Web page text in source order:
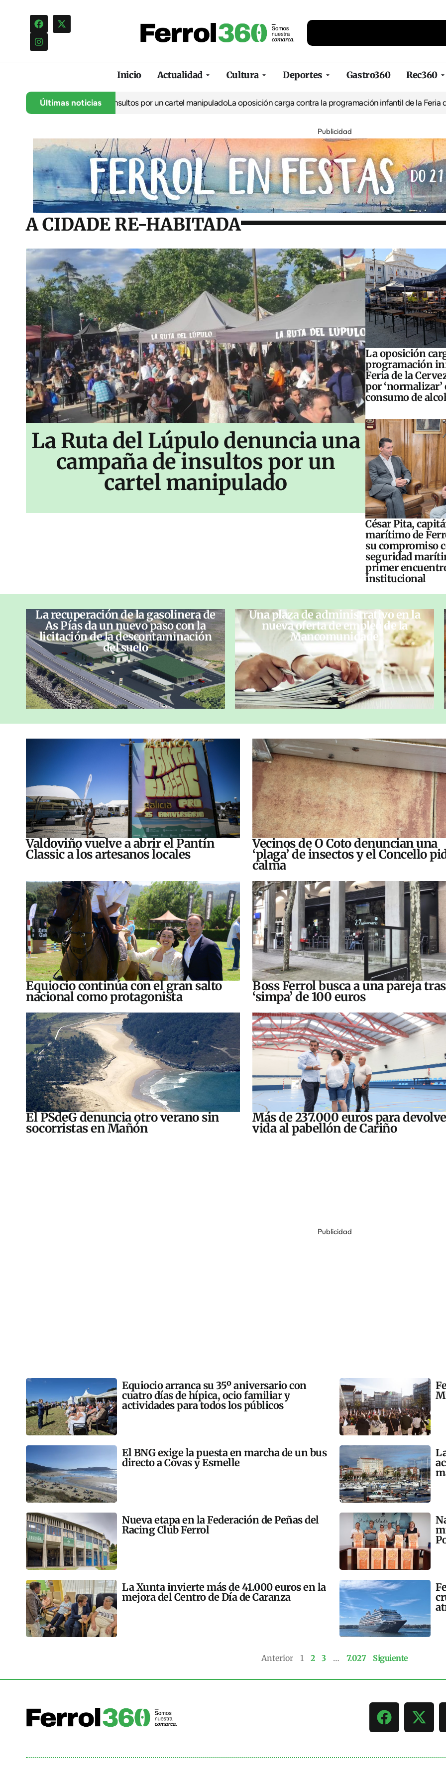
Inicio Actualidad Cultura Deportes Gastro360 Rec360
Últimas noticias
una campaña de insultos por un cartel manipulado La oposición carga contra la programación infantil de la Feria de la
Publicidad
A CIDADE RE-HABITADA
La Ruta del Lúpulo denuncia una
campaña de insultos por un
cartel manipulado
La oposición
programación
Feria de la
por ‘normalizar’
consumo de
César Pita,
marítimo de
su compromiso
seguridad
primer
institucional
La recuperación de la gasolinera de
As Pías da un nuevo paso con la
licitación de la descontaminación
del suelo
Una plaza de administrativo en la
nueva oferta de empleo de la
Mancomunidade
Valdoviño vuelve a abrir el Pantín
Classic a los artesanos locales
Vecinos de O Coto denuncian una
‘plaga’ de insectos y el Concello
calma
Equiocio continúa con el gran salto
nacional como protagonista
Boss Ferrol busca a una pareja
‘simpa’ de 100 euros
El PSdeG denuncia otro verano sin
socorristas en Mañón
Más de 237.000 euros para
vida al pabellón de Cariño
Publicidad
Equiocio arranca su 35º aniversario con
cuatro días de hípica, ocio familiar y
actividades para todos los públicos
El BNG exige la puesta en marcha de un bus
directo a Covas y Esmelle
Nueva etapa en la Federación de Peñas del
Racing Club Ferrol
La Xunta invierte más de 41.000 euros en la
mejora del Centro de Día de Caranza
Anterior 1 2 3 … 7.027 Siguiente